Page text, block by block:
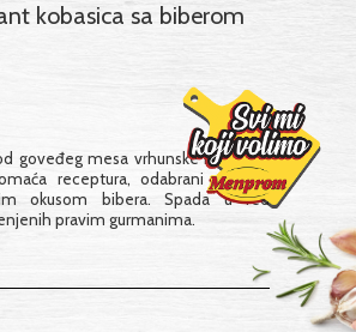
kobasica sa biberom
goveđeg mesa vrhunske kvalitete.
receptura, odabrani prirodni
okusom bibera. Spada u red
pravim gurmanima.